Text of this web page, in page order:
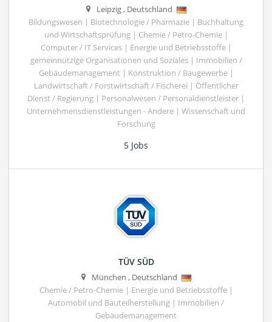
Leipzig, Deutschland
Bildungswesen | Biotechnologie / Pharmazie | Buchhaltung
und Wirtschaftsprüfung | Chemie / Petro-Chemie |
Computer / IT Services | Energie und Betriebsstoffe |
gemeinnützige Organisationen und Soziales | Immobilien /
Gebäudemanagement | Konstruktion / Baugewerbe |
Landwirtschaft / Forstwirtschaft / Fischerei | Öffentlicher
Dienst / Regierung | Personalwesen / Personaldienstleister |
Unternehmensdienstleistungen - Andere | Wissenschaft und
Forschung
5 Jobs
TÜV SÜD
München , Deutschland
Chemie / Petro-Chemie | Energie und Betriebsstoffe |
Automobil und Bauteilherstellung | Immobilien /
Gebäudemanagement